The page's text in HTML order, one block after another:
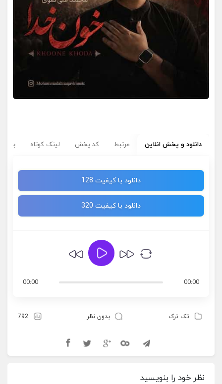
دانلود و پخش انلاین مرتبط کد پخش لینک کوتاه
دانلود با کیفیت 128
دانلود با کیفیت 320
00:00
00:00
تک ترک بدون نظر 792
نظر خود را بنویسید